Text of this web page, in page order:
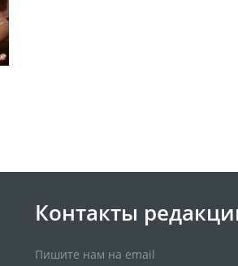
Контакты
Пишите нам на email